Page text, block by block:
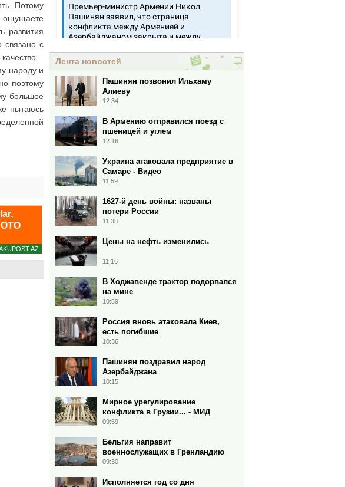
Потому
ощущаете
развития
связано с
–
народу и
поэтому
большое
пытаюсь
Лента новостей
Пашинян позвонил Ильхаму
Алиеву
12:34
В Армению отправился поезд с
пшеницей и углем
12:16
Украина атаковала предприятие в
Самаре - Видео
11:59
1627-й день войны: названы
потери России
11:38
Цены на нефть изменились
11:16
В Ходжавенде трактор подорвался
на мине
10:59
Россия вновь атаковала Киев,
есть погибшие
10:36
Пашинян поздравил народ
Азербайджана
10:15
Мирное урегулирование
конфликта в Грузии... - МИД
09:59
Бельгия направит
военнослужащих в Гренландию
09:30
Исполняется год со дня